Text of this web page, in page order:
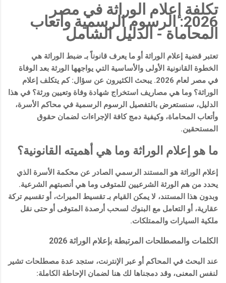
تكلفة إعلام الوراثة في مصر
2026: الرسوم الرسمية وأتعاب
المحاماة - الدليل الشامل
تعتبر قضية إعلام الوراثة أو ما يعرف قانوناً بـ ضبط الوراثة هي
الخطوة القانونية الأولى والأساسية التي يواجهها الورثة بعد الوفاة
في مصر لعام 2026. يبحث الكثيرون عن سؤال:
كم يتكلف إعلام
الوراثة؟ وما هي مصاريف استخراج شهادة وفاة وتعيين ورثة؟ في هذا
الدليل، سنستعرض بالتفصيل الرسوم الرسمية في محاكم الأسرة،
وأتعاب المحاماة، وكيفية دمج كافة الإجراءات لضمان حقوق
المستحقين.
ما هو إعلام الوراثة وما هي أهميته القانونية؟
إعلام الوراثة هو المستند الرسمي الصادر عن محكمة الأسرة الذي
يحدد من هم الورثة الشرعيين للمتوفى وما هي أنصبتهم الشرعية.
وبدون هذا المستند، لا يمكن القيام بـتقسيط الميراث، أوتقسيم تركة
عقارية، أو التعامل مع البنوك لسحب أرصدة المتوفى أو حتى نقل
ملكية السيارات والممتلكات.
الكلمات والمصطلحات المرتبطة بإعلام الوراثة 2026
عند البحث في المحاكم أو عبر الإنترنت، ستجد عدة مصطلحات تشير
لنفس المعنى، وقد دمجناها لك هنا لضمان الإحاطة الكاملة: